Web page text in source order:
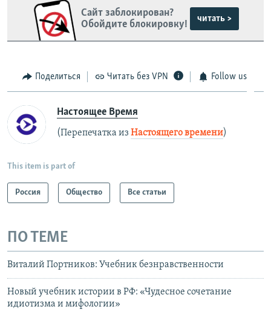
Сайт заблокирован?
Обойдите блокировку!
читать >
Поделиться Читать без VPN Follow us
Настоящее Время
(Перепечатка из Настоящего времени)
This item is part of
Россия Общество Все статьи
ПО ТЕМЕ
Виталий Портников: Учебник безнравственности
Новый учебник истории в РФ: «Чудесное сочетание
идиотизма и мифологии»